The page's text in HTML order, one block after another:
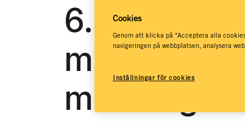
6. Ska jag
min
missfärgad?
Cookies
Genom att klicka på "Acceptera alla
navigeringen på webbplatsen, analysera
Inställningar för cookies